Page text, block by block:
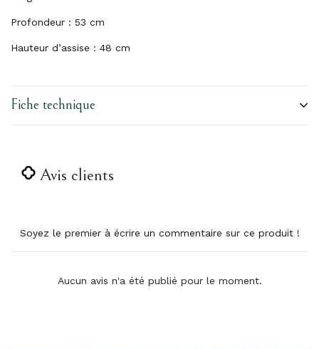
Profondeur : 53 cm
Hauteur d’assise : 48 cm
Fiche technique
Avis clients
Soyez le premier à écrire un commentaire sur ce produit !
Aucun avis n'a été publié pour le moment.